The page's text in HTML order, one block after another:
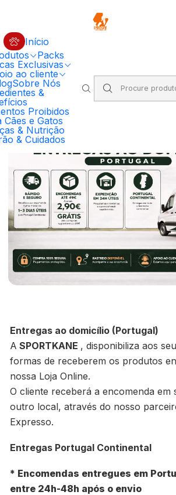
Início
Packs
Exclusivas
ao cliente
Sobre Nós
&
Proibidos
Cães e Gatos
& Nutrição
& Cuidados
🔥 5% DESCONTO EM COMPRAS
PRIMORDIAL PARA CÃOCódigo:
Compre Agora
Entrega ao
Entregas ao domicílio (Portugal)
A SPORTKANE , disponibiliza aos
formas de receberem os produtos
nossa Loja Online.
O cliente receberá a encomenda em
outro local, através do nosso
Expresso.
Entregas Portugal Continental
* Encomendas entregues em
entre 24h-48h após o envio